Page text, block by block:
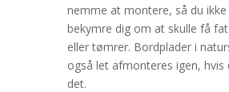
nemme at montere, så du
bekymre dig om at skulle få
eller tømrer. Bordplader i
også let afmonteres igen, hvis
det.